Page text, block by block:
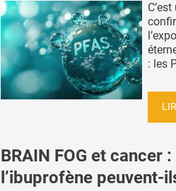
: les
BRAIN FOG et cancer :
l’ibuprofène peuvent-